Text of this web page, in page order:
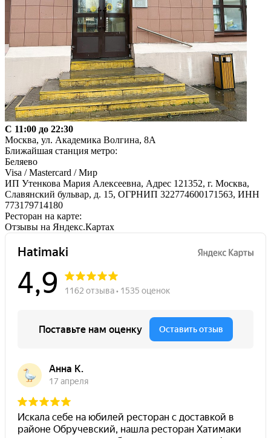
C 11:00 до 22:30
Москва, ул. Академика Волгина, 8А
Ближайшая станция метро:
Беляево
Visa / Mastercard / Мир
ИП Утенкова Мария Алексеевна, Адрес 121352, г. Москва,
Славянский бульвар, д. 15, ОГРНИП 322774600171563, ИНН
773179714180
Ресторан на карте:
Отзывы на Яндекс.Картах